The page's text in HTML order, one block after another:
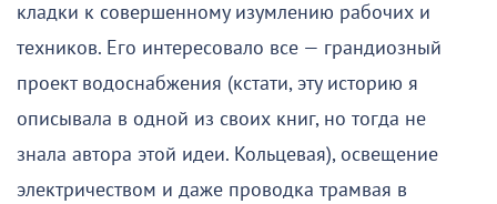
кладки к совершенному изумлению рабочих и
техников. Его интересовало все — грандиозный
проект водоснабжения (кстати, эту историю я
описывала в одной из своих книг, но тогда не
знала автора этой идеи. Кольцевая), освещение
электричеством и даже проводка трамвая в